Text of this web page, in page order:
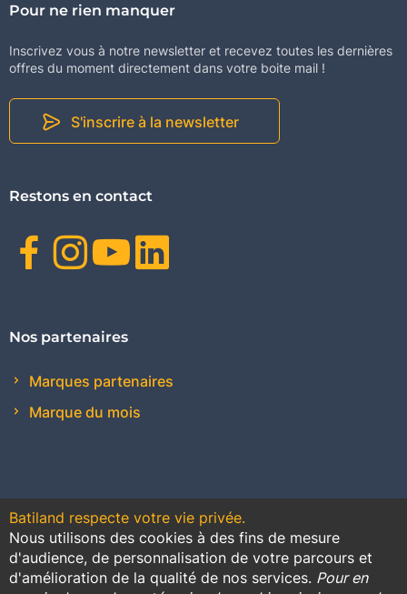
Pour ne rien manquer
Inscrivez vous à notre newsletter et recevez toutes les dernières
offres du moment directement dans votre boite mail !
S'inscrire à la newsletter
Restons en contact
Facebook
Instagram
Youtube
Nos partenaires
Marques partenaires
Marque du mois
Contact Conditions générales de vente
Promotions
Batiland respecte votre vie privée.
Nous utilisons des cookies à des fins de mesure
d'audience, de personnalisation de votre parcours et
d'amélioration de la qualité de nos services. Pour en